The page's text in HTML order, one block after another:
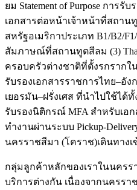
ยม Statement of Purpose การรั
เอกสารต่อหน้าเจ้าหน้าที่สถาน
สหรัฐอเมริกาประเภท B1/B2/
สัมภาษณ์ที่สถานทูตสีลม (3)
ครอบครัวต่างชาติที่ตั้งรกรากใ
รับรองเอกสารราชการไทย–อั
เยอรมัน–ฝรั่งเศส ที่นำไปใช้ได้
รับรองนิติกรณ์ MFA สำหรับเอ
ทำงานผ่านระบบ Pickup-
นครราชสีมา (โคราช)เดินทางเ
กลุ่มลูกค้าหลักของเราในนคร
บริการต่างกัน เนื่องจากนครร